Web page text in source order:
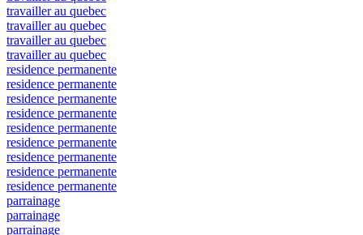
travailler au quebec
travailler au quebec
travailler au quebec
travailler au quebec
residence permanente
residence permanente
residence permanente
residence permanente
residence permanente
residence permanente
residence permanente
residence permanente
residence permanente
parrainage
parrainage
parrainage